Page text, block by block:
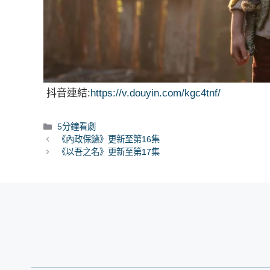
抖音連結:https://v.douyin.com/kgc4tnf/
分
類
5分鐘看劇
《內政保鑣》更新至第16集
《以吾之名》更新至第17集